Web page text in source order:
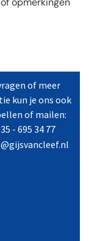
of meer
kun je ons ook
of mailen:
- 695 34 77